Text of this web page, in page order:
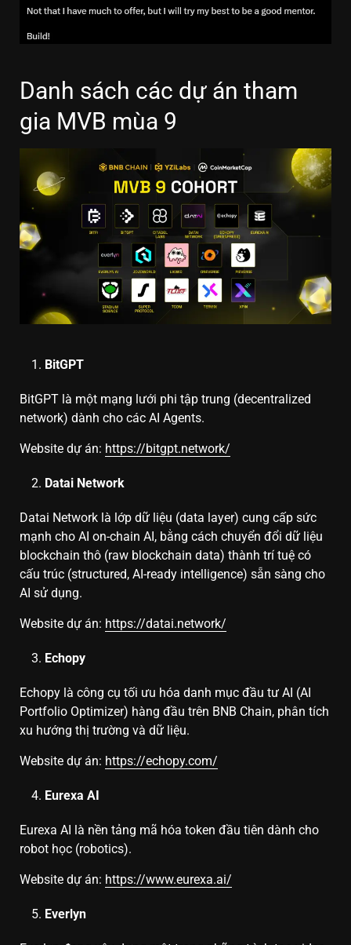
Danh sách các dự án tham
gia MVB mùa 9
BitGPT
BitGPT là một mạng lưới phi tập trung (decentralized
network) dành cho các AI Agents.
Website dự án: https://bitgpt.network/
Datai Network
Datai Network là lớp dữ liệu (data layer) cung cấp sức
mạnh cho AI on-chain AI, bằng cách chuyển đổi dữ liệu
blockchain thô (raw blockchain data) thành trí tuệ có
cấu trúc (structured, AI-ready intelligence) sẵn sàng cho
AI sử dụng.
Website dự án: https://datai.network/
Echopy
Echopy là công cụ tối ưu hóa danh mục đầu tư AI (AI
Portfolio Optimizer) hàng đầu trên BNB Chain, phân tích
xu hướng thị trường và dữ liệu.
Website dự án: https://echopy.com/
Eurexa AI
Eurexa AI là nền tảng mã hóa token đầu tiên dành cho
robot học (robotics).
Website dự án: https://www.eurexa.ai/
Everlyn